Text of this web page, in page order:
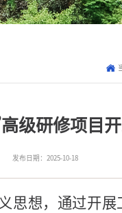
级研修项目
发布日期：2025-10-18
思想，通过开